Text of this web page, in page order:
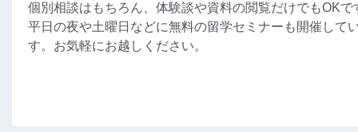
個別相談はもちろん、体験談や資料の閲覧だけでもOKで
平日の夜や土曜日などに無料の留学セミナーも開催して
す。お気軽にお越しください。